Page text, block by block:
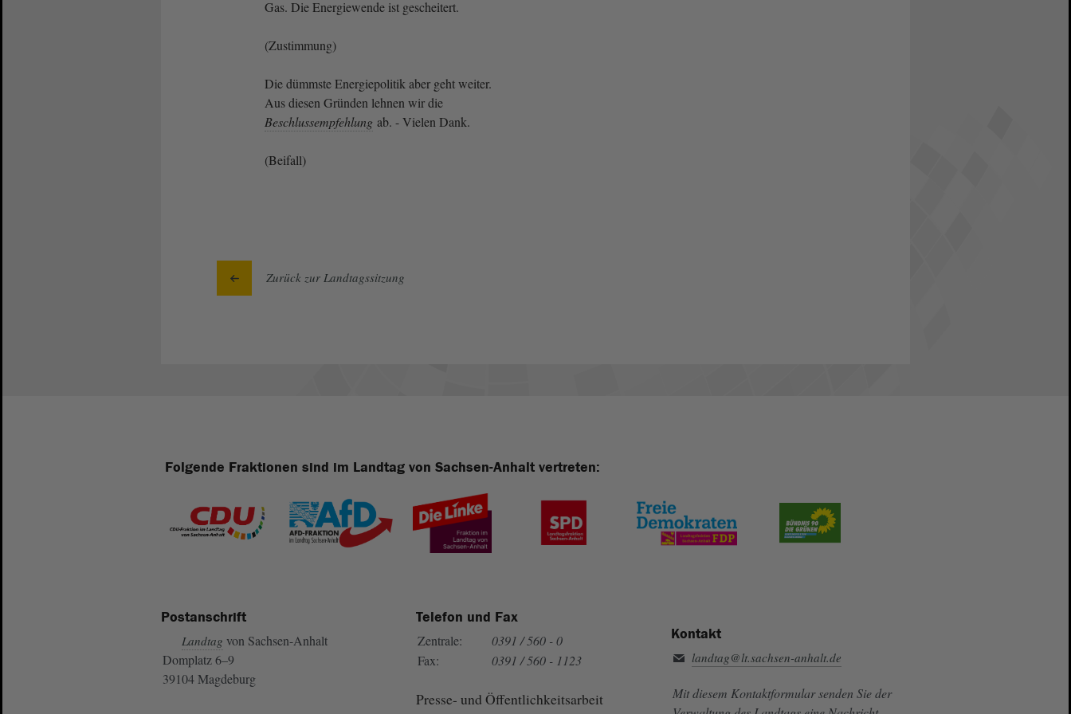
Gas. Die Energiewende ist gescheitert.
(Zustimmung)
Die dümmste Energiepolitik aber geht weiter.
Aus diesen Gründen lehnen wir die
Beschlussempfehlung ab. - Vielen Dank.
(Beifall)
Zurück zur Landtagssitzung
Folgende Fraktionen sind im Landtag von Sachsen-Anhalt vertreten:
Postanschrift
Landtag von Sachsen-Anhalt
Domplatz 6–9
39104 Magdeburg
Telefon und Fax
Zentrale:
0391 / 560 - 0
Fax:
0391 / 560 - 1123
Presse- und Öffentlichkeitsarbeit
Kontakt
landtag@lt.sachsen-anhalt.de
Mit diesem Kontaktformular senden Sie der